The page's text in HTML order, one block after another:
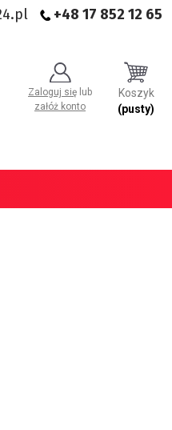
+48 17 852 12 65
Zaloguj się lub
załóż konto
Koszyk
(pusty)